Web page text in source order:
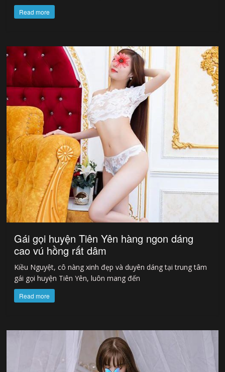
Read more
Gái gọi huyện Tiên Yên hàng ngon dáng
cao vú hồng rất dâm
Kiều Nguyệt, cô nàng xinh đẹp và duyên dáng tại trung tâm
gái gọi huyện Tiên Yên, luôn mang đến
Read more